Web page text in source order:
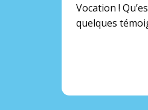
Vocation !
quelques